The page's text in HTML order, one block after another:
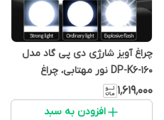
چراغ آویز شارژی دی پی گاد مدل
DP-K6-160 نور مهتابی، چراغ
mana13d6)
۱٬۶۱۹٬۰۰۰
افزودن به سبد